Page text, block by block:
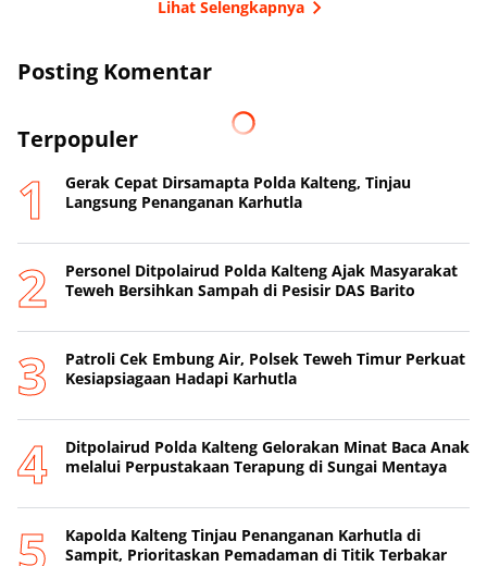
Lihat Selengkapnya
Posting Komentar
Terpopuler
Gerak Cepat Dirsamapta Polda Kalteng, Tinjau
Langsung Penanganan Karhutla
Personel Ditpolairud Polda Kalteng Ajak Masyarakat
Teweh Bersihkan Sampah di Pesisir DAS Barito
Patroli Cek Embung Air, Polsek Teweh Timur Perkuat
Kesiapsiagaan Hadapi Karhutla
Ditpolairud Polda Kalteng Gelorakan Minat Baca Anak
melalui Perpustakaan Terapung di Sungai Mentaya
Kapolda Kalteng Tinjau Penanganan Karhutla di
Sampit, Prioritaskan Pemadaman di Titik Terbakar